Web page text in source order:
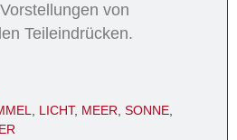
von
Teileindrücken.
LICHT, MEER SONNE